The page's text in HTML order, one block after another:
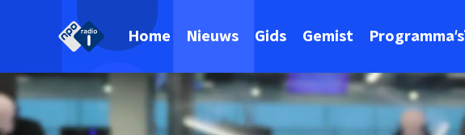
Home Nieuws Gids Gemist Programma's